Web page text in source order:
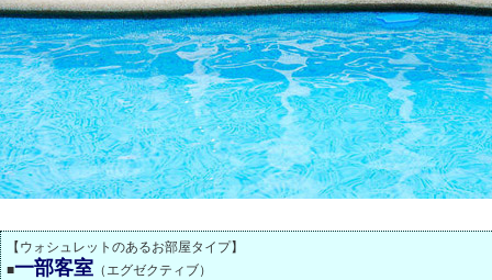
【ウォシュレットのあるお部屋タイプ】
■一部客室 （エグゼクティブ）